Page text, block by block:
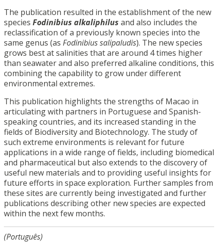
The publication resulted in the establishment of the new
species Fodinibius alkaliphilus and also includes the
reclassification of a previously known species into the
same genus (as Fodinibius salipaludis). The new species
grows best at salinities that are around 4 times higher
than seawater and also preferred alkaline conditions, this
combining the capability to grow under different
environmental extremes.
This publication highlights the strengths of Macao in
articulating with partners in Portuguese and Spanish-
speaking countries, and its increased standing in the
fields of Biodiversity and Biotechnology. The study of
such extreme environments is relevant for future
applications in a wide range of fields, including biomedical
and pharmaceutical but also extends to the discovery of
useful new materials and to providing useful insights for
future efforts in space exploration. Further samples from
these sites are currently being investigated and further
publications describing other new species are expected
within the next few months.
(Português)